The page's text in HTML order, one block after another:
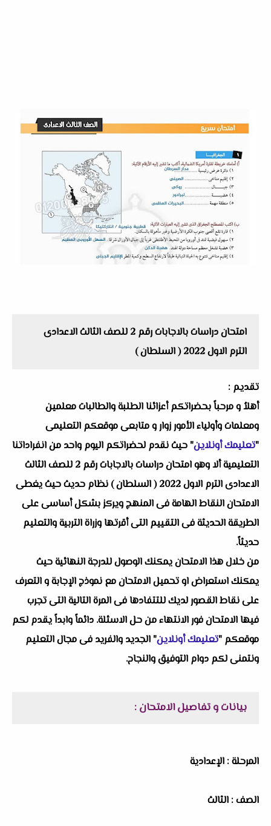
امتحان دراسات بالاجابات رقم 2 للصف الثالث الاعدادى
الترم الاول 2022 ( السلطان )
تقديم :
أهلاُ و مرحباً بحضراتكم أعزائنا الطلبة والطالبات معلمين
ومعلمات وأولياء الأمور زوار و متابعى موقعكم التعليمى
"تعليمك أونلاين" حيث نقدم لحضراتكم اليوم واحد من انفراداتنا
التعليمية ألا وهو امتحان دراسات بالاجابات رقم 2 للصف الثالث
الاعدادى الترم الاول 2022 ( السلطان ) نظام حديث حيث يغطى
الامتحان النقاط الهامة فى المنهج ويركز بشكل أساسى على
الطريقة الحديثة فى التقييم التى أقرتها وزراة التربية والتعليم
حديثاً.
من خلال هذا الامتحان يمكنك الوصول للدرجة النهائية حيث
يمكنك استعراض او تحميل الامتحان مع نموذج الإجابة و التعرف
على نقاط القصور لديك للتتفادها فى المرة التالية التى تجرب
فيها الامتحان فور الانتهاء من حل الاسئلة. دائماً وابداً يقدم لكم
موقعكم "تعليمك أونلاين" الجديد والفريد فى مجال التعليم
ونتمنى لكم دوام التوفيق والنجاح.
بيانات و تفاصيل الامتحان :
المرحلة : الإعدادية
الصف : الثالث